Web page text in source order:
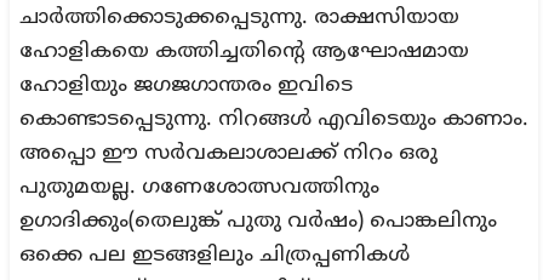
ചാർത്തിക്കൊടുക്കപ്പെടുന്നു. രാക്ഷസിയായ
ഹോളികയെ കത്തിച്ചതിന്റെ ആഘോഷമായ
ഹോളിയും ജഗജഗാന്തരം ഇവിടെ
കൊണ്ടാടപ്പെടുന്നു. നിറങ്ങൾ എവിടെയും കാണാം.
അപ്പൊ ഈ സർവകലാശാലക്ക് നിറം ഒരു
പുതുമയല്ല. ഗണേശോത്സവത്തിനും
ഉഗാദിക്കും(തെലുങ്ക് പുതു വർഷം) പൊങ്കലിനും
ഒക്കെ പല ഇടങ്ങളിലും ചിത്രപ്പണികൾ